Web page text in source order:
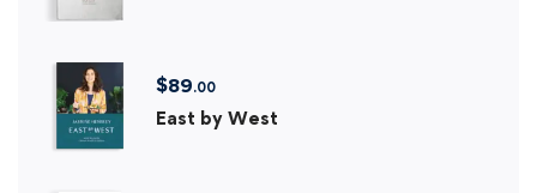
$89.00
East by West